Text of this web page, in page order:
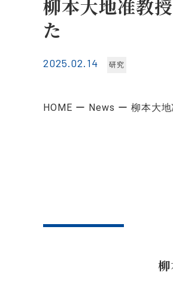
柳本大地准教
た
2025.02.14 研究
HOME News 柳本大